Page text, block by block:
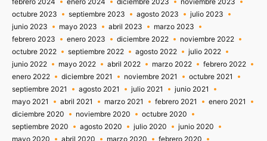
octubre 2023
septiembre 2023 agosto 2023
julio 2023
junio 2023
mayo 2023 abril 2023
marzo 2023
febrero 2023
enero 2023 diciembre 2022
noviembre 2022
octubre 2022
septiembre 2022 agosto 2022
julio 2022
junio 2022
mayo 2022 abril 2022 marzo 2022
febrero 2022
enero 2022
diciembre 2021 noviembre 2021
octubre 2021
septiembre 2021
agosto 2021 julio 2021
junio 2021
mayo 2021
abril 2021 marzo 2021 febrero 2021
enero 2021
diciembre 2020
noviembre 2020
octubre 2020
septiembre 2020
agosto 2020 julio 2020
junio 2020
mayo 2020
abril 2020 marzo 2020
febrero 2020